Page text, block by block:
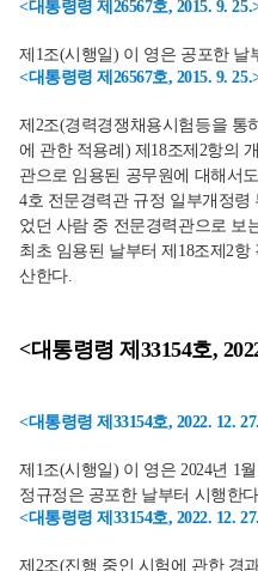
<대통령령 제26567호, 2015. 9.
제1조(시행일) 이 영은 공포한 날
<대통령령 제26567호, 2015. 9.
제2조(경력경쟁채용시험등을 통
에 관한 적용례) 제18조제2항의
관으로 임용된 공무원에 대해서
4호 전문경력관 규정 일부개정령
었던 사람 중 전문경력관으로 보
최초 임용된 날부터 제18조제2항
산한다.
<대통령령 제33154호,
<대통령령 제33154호, 2022. 12.
제1조(시행일) 이 영은 2024년 1
정규정은 공포한 날부터 시행한
<대통령령 제33154호, 2022. 12.
제2조(진행 중인 시험에 관한 경